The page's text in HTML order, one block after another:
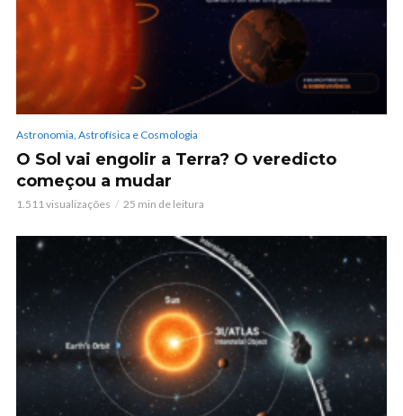
Astronomia, Astrofísica e Cosmologia
O Sol vai engolir a Terra? O veredicto
começou a mudar
1.511 visualizações 25 min de leitura